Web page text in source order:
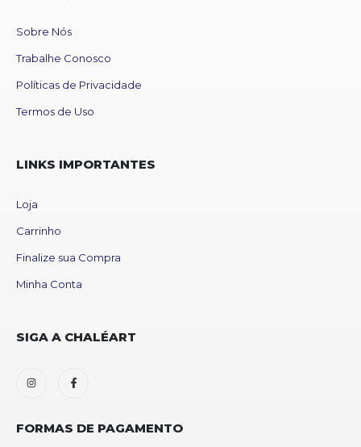
Sobre Nós
Trabalhe Conosco
Políticas de Privacidade
Termos de Uso
LINKS IMPORTANTES
Loja
Carrinho
Finalize sua Compra
Minha Conta
SIGA A CHALÉART
FORMAS DE PAGAMENTO